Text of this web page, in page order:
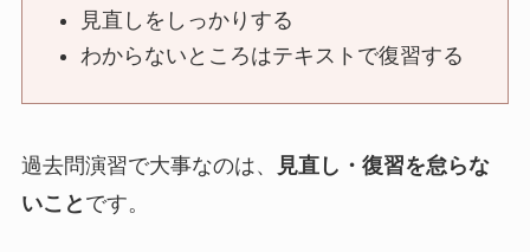
見直しをしっかりする
わからないところはテキストで復習する
過去問演習で大事なのは、
見直し・復習を怠らな
いこと です。